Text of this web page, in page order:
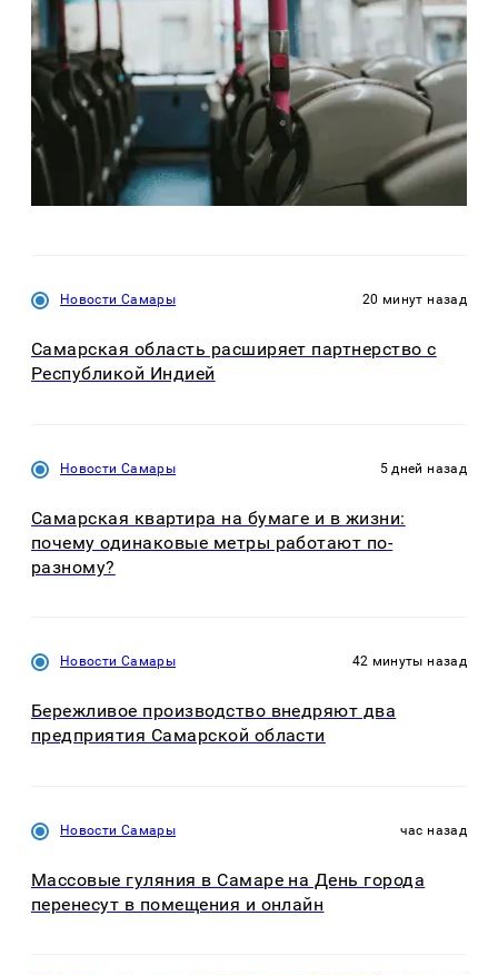
Новости Самары 20 минут назад
Самарская область расширяет партнерство с
Республикой Индией
Новости Самары 5 дней назад
Самарская квартира на бумаге и в жизни:
почему одинаковые метры работают по-
разному?
Новости Самары 42 минуты назад
Бережливое производство внедряют два
предприятия Самарской области
Новости Самары час назад
Массовые гуляния в Самаре на День города
перенесут в помещения и онлайн